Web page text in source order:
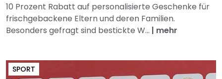
10 Prozent Rabatt auf personalisierte Geschenke für
frischgebackene Eltern und deren Familien.
Besonders gefragt sind bestickte W... | mehr
SPORT